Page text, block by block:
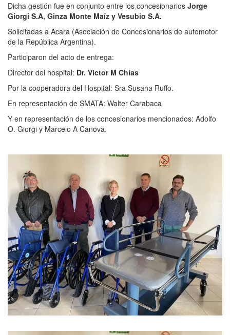
Dicha gestión fue en conjunto entre los concesionarios Jorge
Giorgi S.A, Ginza Monte Maíz y Vesubio S.A.
Solicitadas a Acara (Asociación de Concesionarios de automotor
de la República Argentina).
Participaron del acto de entrega:
Director del hospital: Dr. Víctor M Chías
Por la cooperadora del Hospital: Sra Susana Ruffo.
En representación de SMATA: Walter Carabaca
Y en representación de los concesionarios mencionados: Adolfo
O. Giorgi y Marcelo A Canova.